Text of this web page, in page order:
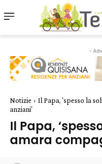
-
Notizie
Il Papa, 'spesso la
anziani'
Il Papa,
amara